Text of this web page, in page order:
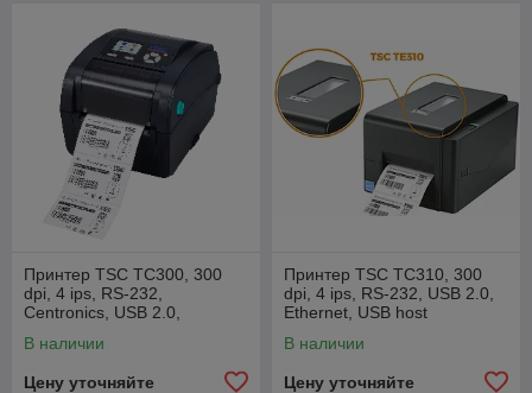
Принтер TSC TC300, 300
dpi, 4 ips, RS-232,
Centronics, USB 2.0,
В наличии
Цену уточняйте
Принтер TSC TC310, 300
dpi, 4 ips, RS-232, USB 2.0,
Ethernet, USB host
В наличии
Цену уточняйте